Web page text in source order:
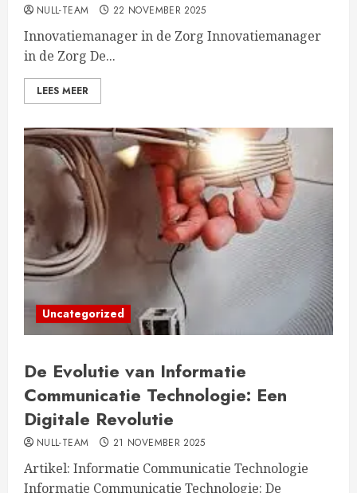
NULL-TEAM 22 NOVEMBER 2025
Innovatiemanager in de Zorg Innovatiemanager
in de Zorg De...
LEES MEER
Uncategorized
De Evolutie van Informatie
Communicatie Technologie: Een
Digitale Revolutie
NULL-TEAM 21 NOVEMBER 2025
Artikel: Informatie Communicatie Technologie
Informatie Communicatie Technologie: De